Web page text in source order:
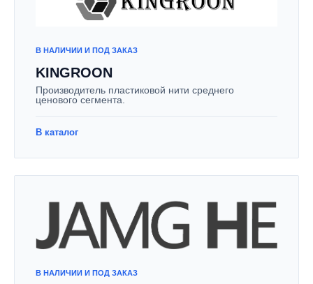
В НАЛИЧИИ И ПОД ЗАКАЗ
KINGROON
Производитель пластиковой нити среднего
ценового сегмента.
В каталог
В НАЛИЧИИ И ПОД ЗАКАЗ